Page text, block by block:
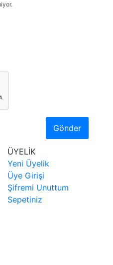
Gönder
ÜYELİK
Yeni Üyelik
Üye Girişi
Şifremi Unuttum
Sepetiniz